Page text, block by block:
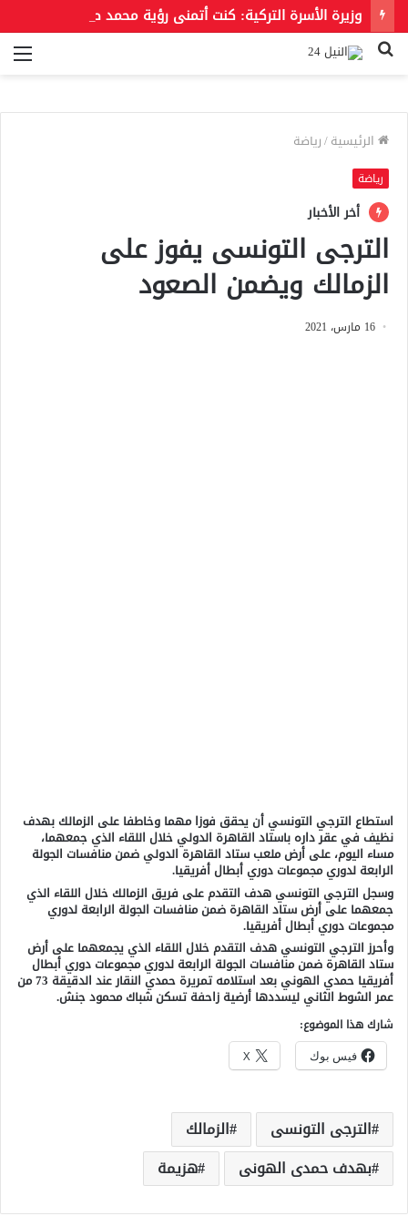
بحث
الرئيسية/رياضة
رياضة
أخر الأخبار
الترجى التونسى يفوز على
الزمالك ويضمن الصعود
16 مارس، 2021
استطاع الترجي التونسي أن يحقق فوزا مهما وخاطفا على الزمالك بهدف
نظيف في عقر داره باستاد القاهرة الدولي خلال اللقاء الذي جمعهما،
مساء اليوم، على أرض ملعب ستاد القاهرة الدولي ضمن منافسات الجولة
الرابعة لدوري مجموعات دوري أبطال أفريقيا.
وسجل الترجي التونسي هدف التقدم على فريق الزمالك خلال اللقاء الذي
جمعهما على أرض ستاد القاهرة ضمن منافسات الجولة الرابعة لدوري
مجموعات دوري أبطال أفريقيا.
وأحرز الترجي التونسي هدف التقدم خلال اللقاء الذي يجمعهما على أرض
ستاد القاهرة ضمن منافسات الجولة الرابعة لدوري مجموعات دوري أبطال
أفريقيا حمدي الهوني بعد استلامه تمريرة حمدي النقار عند الدقيقة 73 من
عمر الشوط الثاني ليسددها أرضية زاحفة تسكن شباك محمود جنش.
شارك هذا الموضوع:
فيس بوك X
الترجى التونسى
الزمالك
بهدف حمدى الهونى
هزيمة